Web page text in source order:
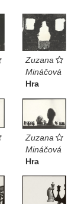
Zuzana
Mináčová
Hra
Zuzana
Mináčová
Hra